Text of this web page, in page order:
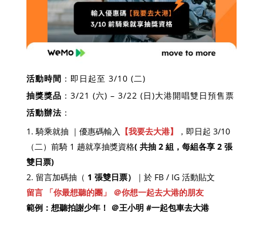
活動時間 ：即日起至 3/10 (二)
抽獎獎品 ：3/21 (六) – 3/22 (日)大港開唱雙日預售票
活動辦法 ：
騎乘就抽 ｜優惠碼輸入 【我要去大港】
，即日起 3/10
（二）前騎 1 趟就享抽獎資格( 共抽 2 組，每組各享 2 張
雙日票)
留言加碼抽（ 1 張雙日票）
｜於 FB / IG 活動貼文
留言 「你最想聽的團」 ＠你想一起去大港的朋友
範例：想聽拍謝少年！ ＠王小明 #一起包車去大港